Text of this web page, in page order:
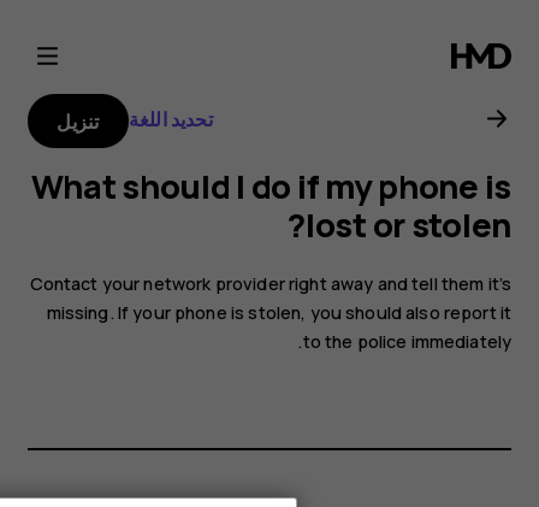
دليل
مستخدم
Nokia
3310
تحديد اللغة تنزيل
What should I do if my phone is
lost or stolen?
Contact your network provider right away and tell them it’s
missing. If your phone is stolen, you should also report it
to the police immediately.